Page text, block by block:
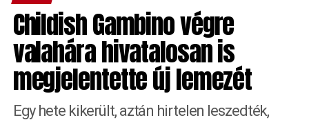
Childish Gambino végre
valahára hivatalosan is
megjelentette új lemezét
Egy hete kikerült, aztán hirtelen leszedték,